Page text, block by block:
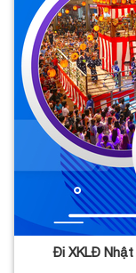
Đi XKLĐ